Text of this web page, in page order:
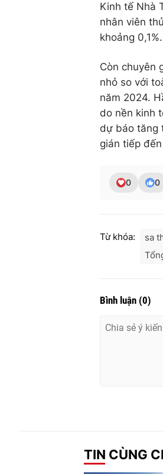
Kinh tế Nhà
nhân viên
khoảng
Còn chuyên
nhỏ so với
năm 2024.
do nền kinh
dự báo tăng
gián tiếp
0 0
Từ khóa: sa
Bình luận (0)
TIN CÙNG